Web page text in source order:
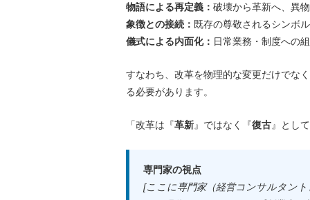
物語による再定義： 破壊から革新へ、異
象徴との接続： 既存の尊敬されるシンボ
儀式による内面化： 日常業務・制度への
すなわち、改革を物理的な変更だけでな
る必要があります。
「改革は『革新』ではなく『復古』とし
専門家の視点
[ここに専門家（経営コンサルタン